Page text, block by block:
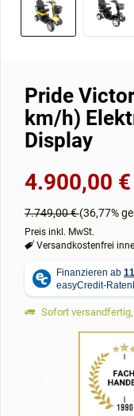
Pride
km/h)
Display
4.900,00 €
7.749,00 €(36,77%
Preis inkl. MwSt.
Versandkostenfrei
Sofort